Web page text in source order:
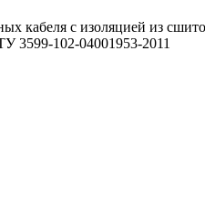
кабеля с изоляцией из
102-04001953-2011